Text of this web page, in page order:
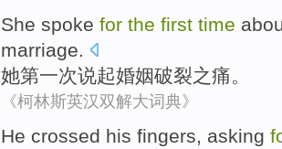
She spoke for the first time
marriage.
她第一次说起婚姻破裂之痛。
《柯林斯英汉双解大词典》
He crossed his fingers asking